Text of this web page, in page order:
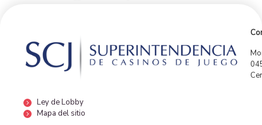
Ley de Lobby
Mapa del sitio